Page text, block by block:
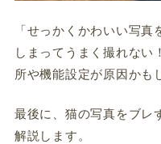
「せっかくかわいい写
しまってうまく撮れない
所や機能設定が原因かも
最後に、猫の写真をブレ
解説します。